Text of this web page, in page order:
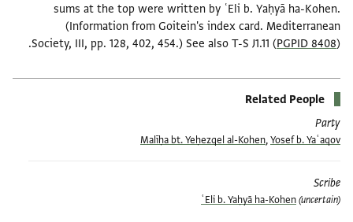
sums at the top were written by ʿEli b. Yaḥyā ha-Kohen.
(Information from Goitein's index card. Mediterranean
Society, III, pp. 128, 402, 454.) See also T-S J1.11 (PGPID 8408).
Related People
Party
Malīḥa bt. Yeḥezqel al-Kohen,Yosef b. Yaʿaqov
Scribe
ʿEli b. Yaḥyā ha-Kohen (uncertain)